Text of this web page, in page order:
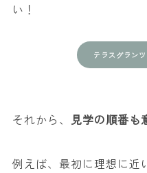
い！
テラスグラン
それから、 見学の順番も
例えば、最初に理想に近